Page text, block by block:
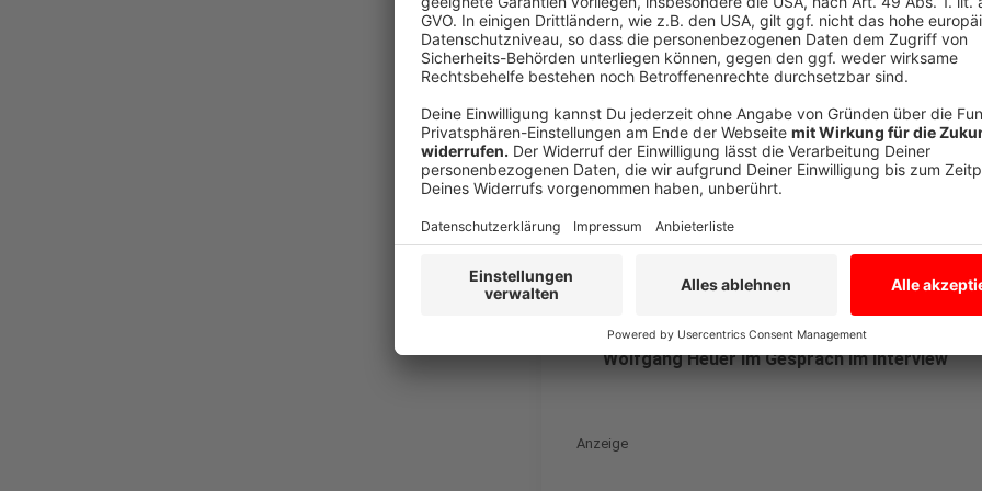
den kommenden Wochen bitte mit Geduld und
gegenwärtig gegen die Corona-Krise
unterstützen Sie diese wichtige Arbeit – mit
Einhaltung der Regeln.
ANTENNE MÜNSTER
Wolfgang Heuer im Gespräch im Interview
Anzeige